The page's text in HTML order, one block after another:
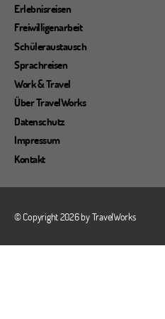
Erlebnisreisen
Freiwilligenarbeit
Schüleraustausch
Sprachreisen
Work & Travel
Über TravelWorks
Datenschutz
Impressum
Kontakt
© Copyright 2026 byTravelWorks